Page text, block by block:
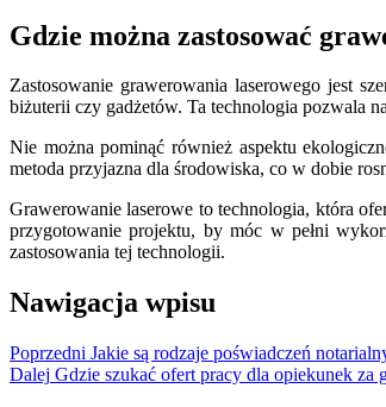
Gdzie można zastosować
Zastosowanie grawerowania laserowego jest
biżuterii czy gadżetów. Ta technologia pozwala
Nie można pominąć również aspektu
metoda przyjazna dla środowiska, co w dobie
Grawerowanie laserowe to technologia, która
przygotowanie projektu, by móc w pełni
zastosowania tej technologii.
Nawigacja wpisu
Poprzedni Jakie są rodzaje poświadczeń
Dalej Gdzie szukać ofert pracy dla opiekunek za